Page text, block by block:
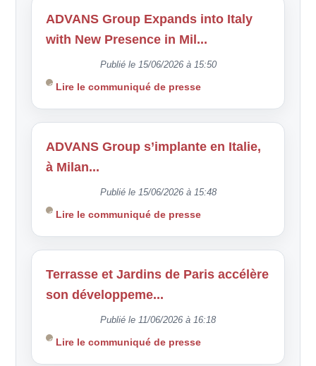
ADVANS Group Expands into Italy
with New Presence in Mil...
Publié le 15/06/2026 à 15:50
Lire le communiqué de presse
ADVANS Group s’implante en Italie,
à Milan...
Publié le 15/06/2026 à 15:48
Lire le communiqué de presse
Terrasse et Jardins de Paris accélère
son développeme...
Publié le 11/06/2026 à 16:18
Lire le communiqué de presse